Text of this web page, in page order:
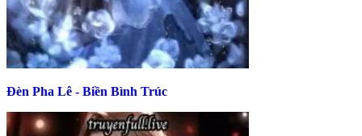
Đèn Pha Lê - Biền Bình Trúc